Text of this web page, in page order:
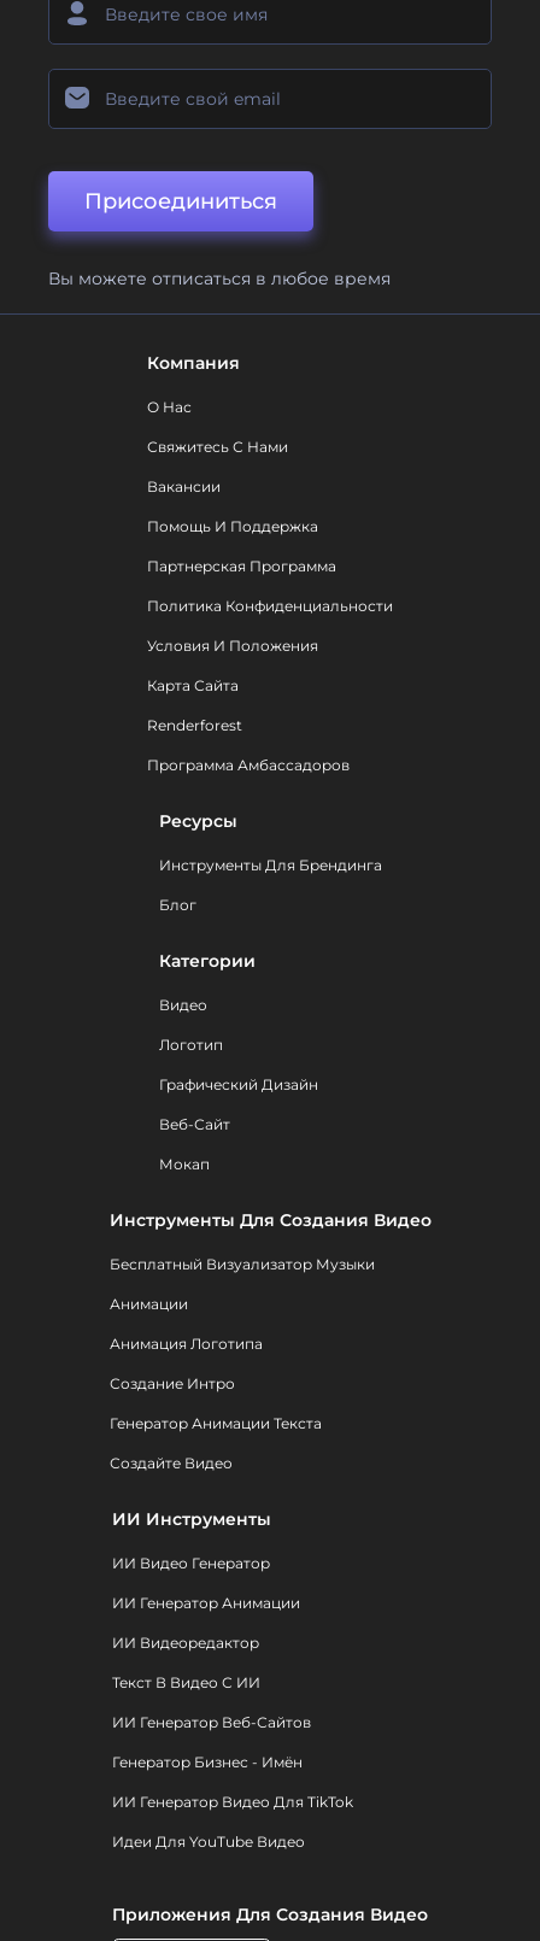
Присоединиться
Вы можете отписаться в любое время
Компания
О Нас
Свяжитесь С Нами
Вакансии
Помощь И Поддержка
Партнерская Программа
Политика Конфиденциальности
Условия И Положения
Карта Сайта
Renderforest
Программа Амбассадоров
Ресурсы
Инструменты Для Брендинга
Блог
Категории
Видео
Логотип
Графический Дизайн
Веб-Сайт
Мокап
Инструменты Для Создания Видео
Бесплатный Визуализатор Музыки
Анимации
Анимация Логотипа
Создание Интро
Генератор Анимации Текста
Создайте Видео
ИИ Инструменты
ИИ Видео Генератор
ИИ Генератор Анимации
ИИ Видеоредактор
Текст В Видео С ИИ
ИИ Генератор Веб-Сайтов
Генератор Бизнес - Имён
ИИ Генератор Видео Для TikTok
Идеи Для YouTube Видео
Приложения Для Создания Видео